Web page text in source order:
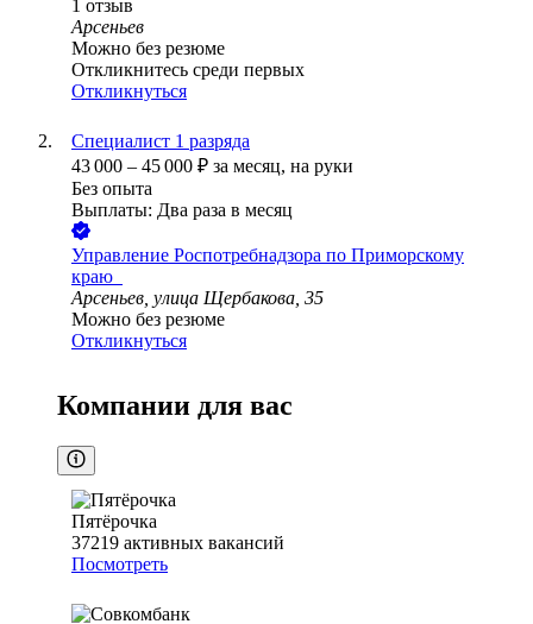
1 отзыв
Арсеньев
Можно без резюме
Откликнитесь среди первых
Откликнуться
Специалист 1 разряда
43 000 – 45 000 ₽ за месяц, на руки
Без опыта
Выплаты: Два раза в месяц
Управление Роспотребнадзора по Приморскому
краю ​ ​
Арсеньев, улица Щербакова, 35
Можно без резюме
Откликнуться
Компании для вас
Пятёрочка
37219 активных вакансий
Посмотреть